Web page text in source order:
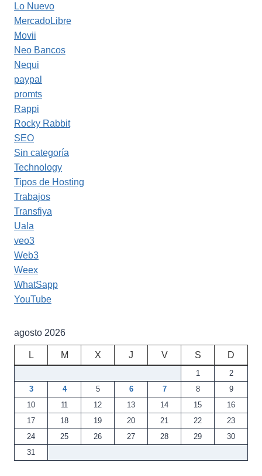
Lo Nuevo
MercadoLibre
Movii
Neo Bancos
Nequi
paypal
promts
Rappi
Rocky Rabbit
SEO
Sin categoría
Technology
Tipos de Hosting
Trabajos
Transfiya
Uala
veo3
Web3
Weex
WhatSapp
YouTube
agosto 2026
L M X J V S D
1
2
3
4 5 6 7 8
9
10
11 12 13 14 15
16
17
18 19 20 21 22
23
24
25 26 27 28 29
30
31